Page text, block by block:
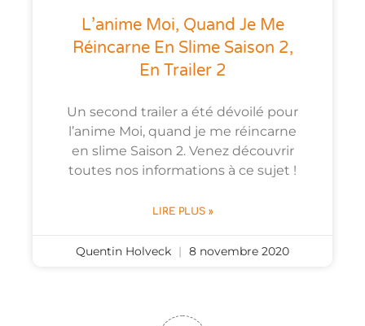
L’anime Moi, Quand Je Me
Réincarne En Slime Saison 2,
En Trailer 2
Un second trailer a été dévoilé pour
l’anime Moi, quand je me réincarne
en slime Saison 2. Venez découvrir
toutes nos informations à ce sujet !
LIRE PLUS »
Quentin Holveck 8 novembre 2020